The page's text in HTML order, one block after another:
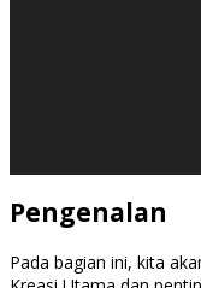
Pengenalan
Pada bagian ini, kita